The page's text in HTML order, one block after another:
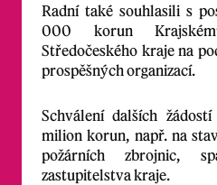
Radní také souhlasili s
000 korun
Středočeského kraje na
prospěšných organizací.
Schválení dalších
milion korun, např. na
požárních zbrojnic,
zastupitelstva kraje.